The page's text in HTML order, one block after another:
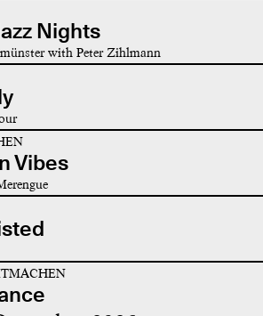
Nights
with Peter Zihlmann
Vibes